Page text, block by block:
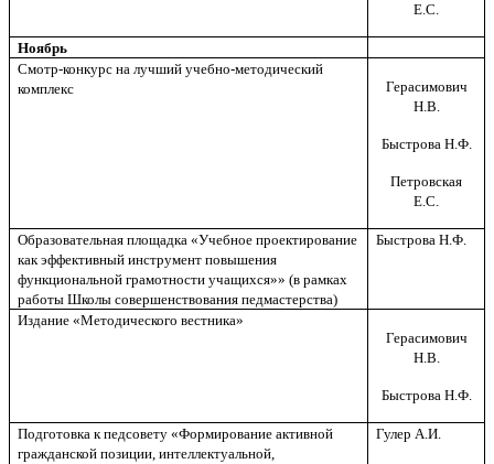
Е.С.
Ноябрь
Смотр-конкурс на лучший учебно-методический
комплекс
Герасимович
Н.В.
Быстрова Н.Ф.
Петровская
Е.С.
Образовательная площадка «Учебное проектирование
как эффективный инструмент повышения
функциональной грамотности учащихся»» (в рамках
работы Школы совершенствования педмастерства)
Быстрова Н.Ф.
Издание «Методического вестника»
Герасимович
Н.В.
Быстрова Н.Ф.
Подготовка к педсовету «Формирование активной
гражданской позиции, интеллектуальной,
Гулер А.И.